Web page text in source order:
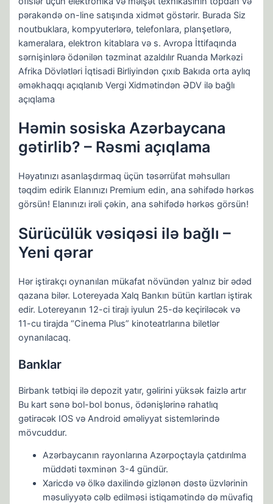
pərakəndə on-line satışında xidmət göstərir. Burada Siz
noutbuklara, kompyuterlərə, telefonlara, planşetlərə,
kameralara, elektron kitablara və s. Avropa İttifaqında
sərnişinlərə ödənilən təzminat azaldılır Ruanda Mərkəzi
Afrika Dövlətləri İqtisadi Birliyindən çıxıb Bakıda orta aylıq
əməkhaqqı açıqlanıb Vergi Xidmətindən ƏDV ilə bağlı
açıqlama
Həmin sosiska Azərbaycana
gətirlib? – Rəsmi açıqlama
Həyatınızı asanlaşdırmaq üçün təsərrüfat məhsulları
təqdim edirik Elanınızı Premium edin, ana səhifədə hərkəs
görsün! Elanınızı irəli çəkin, ana səhifədə hərkəs görsün!
Sürücülük vəsiqəsi ilə bağlı –
Yeni qərar
Hər iştirakçı oynanılan mükafat növündən yalnız bir ədəd
qazana bilər. Lotereyada Xalq Bankın bütün kartları iştirak
edir. Lotereyanın 12-ci tirajı iyulun 25-də keçiriləcək və
11-cu tirajda “Cinema Plus” kinoteatrlarına biletlər
oynanılacaq.
Banklar
Birbank tətbiqi ilə depozit yatır, gəlirini yüksək faizlə artır
Bu kart sənə bol-bol bonus, ödənişlərinə rahatlıq
gətirəcək IOS və Android əməliyyat sistemlərində
mövcuddur.
Azərbaycanın rayonlarına Azərpoçtaylа çatdırılma
müddəti təxminən 3-4 gündür.
Xaricdə və ölkə daxilində gizlənən dəstə üzvlərinin
məsuliyyətə cəlb edilməsi istiqamətində də müvafiq